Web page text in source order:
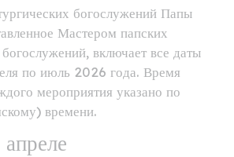
богослужений Папы
Мастером папских
включает все даты
по июль 2026 года. Время
мероприятия указано по
времени.